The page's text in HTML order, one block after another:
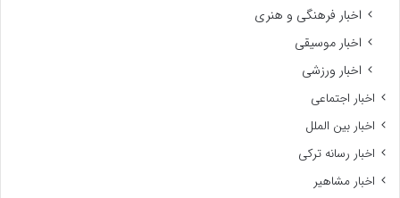
اخبار فرهنگی و هنری
اخبار موسیقی
اخبار ورزشی
اخبار اجتماعی
اخبار بین الملل
اخبار رسانه ترکی
اخبار مشاهیر